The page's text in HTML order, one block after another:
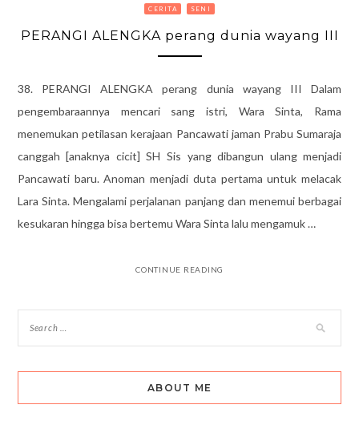
CERITA SENI
PERANGI ALENGKA perang dunia wayang III
38. PERANGI ALENGKA perang dunia wayang III Dalam
pengembaraannya mencari sang istri, Wara Sinta, Rama
menemukan petilasan kerajaan Pancawati jaman Prabu Sumaraja
canggah [anaknya cicit] SH Sis yang dibangun ulang menjadi
Pancawati baru. Anoman menjadi duta pertama untuk melacak
Lara Sinta. Mengalami perjalanan panjang dan menemui berbagai
kesukaran hingga bisa bertemu Wara Sinta lalu mengamuk …
CONTINUE READING
ABOUT ME